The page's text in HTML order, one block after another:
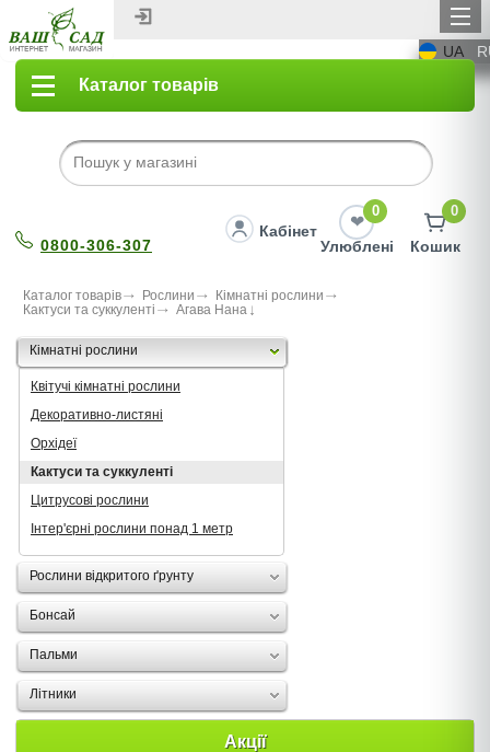
UA
Каталог товарів
0800-306-307
Кабінет
0
Улюблені
0
Кошик
Каталог товарів Рослини
Кімнатні рослини
Кактуси та суккуленті
Агава Нана
Кімнатні рослини
Квітучі кімнатні рослини
Декоративно-листяні
Орхідеї
Кактуси та суккуленті
Цитрусові рослини
Інтер'єрні рослини понад 1 метр
Рослини відкритого ґрунту
Бонсай
Пальми
Літники
Акції